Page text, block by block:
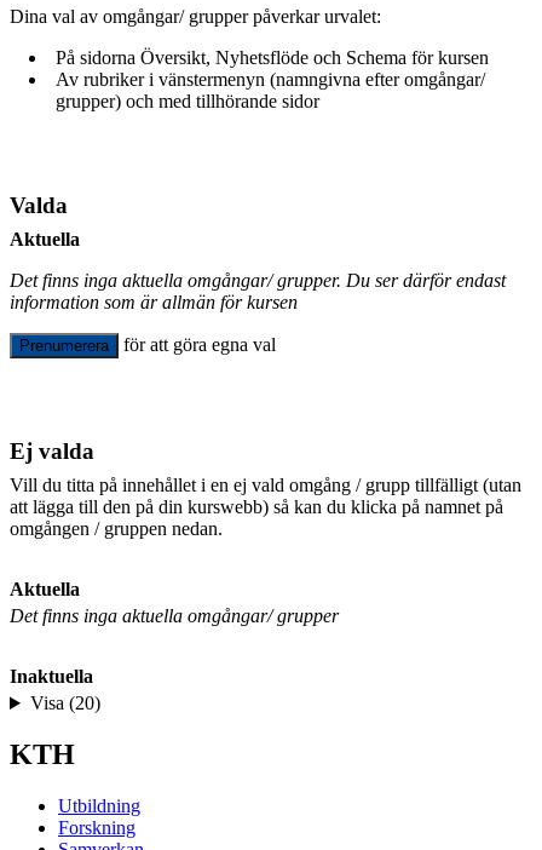
Dina val av omgångar/ grupper påverkar urvalet:
På sidorna Översikt, Nyhetsflöde och Schema för kursen
Av rubriker i vänstermenyn (namngivna efter omgångar/
grupper) och med tillhörande sidor
Valda
Aktuella
Det finns inga aktuella omgångar/ grupper. Du ser därför endast
information som är allmän för kursen
Prenumerera för att göra egna val
Ej valda
Vill du titta på innehållet i en ej vald omgång / grupp tillfälligt (utan
att lägga till den på din kurswebb) så kan du klicka på namnet på
omgången / gruppen nedan.
Aktuella
Det finns inga aktuella omgångar/ grupper
Inaktuella
Visa (20)
KTH
Utbildning
Forskning